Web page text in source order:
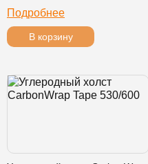
Подробнее
В корзину